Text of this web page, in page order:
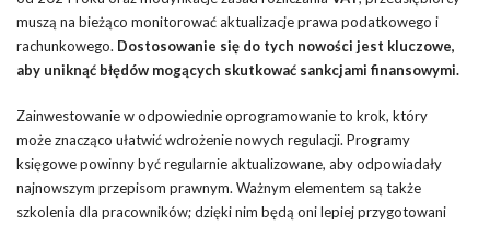
muszą na bieżąco monitorować aktualizacje prawa podatkowego i
rachunkowego. Dostosowanie się do tych nowości jest kluczowe,
aby uniknąć błędów mogących skutkować sankcjami finansowymi.
Zainwestowanie w odpowiednie oprogramowanie to krok, który
może znacząco ułatwić wdrożenie nowych regulacji. Programy
księgowe powinny być regularnie aktualizowane, aby odpowiadały
najnowszym przepisom prawnym. Ważnym elementem są także
szkolenia dla pracowników; dzięki nim będą oni lepiej przygotowani